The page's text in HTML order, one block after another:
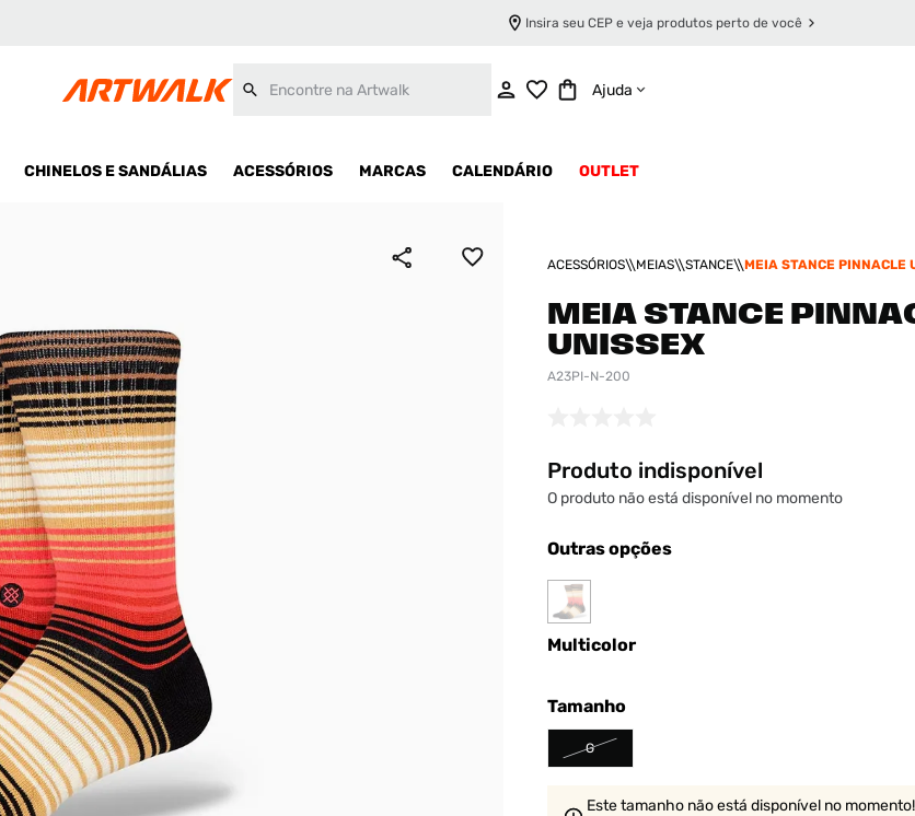
Insira seu CEP e veja produtos perto de você
Ajuda
CHINELOS E SANDÁLIAS ACESSÓRIOS MARCAS CALENDÁRIO OUTLET
ACESSÓRIOS MEIAS STANCE MEIA STANCE PINNACLE
MEIA STANCE
UNISSEX
A23PI-N-200
Produto indisponível
O produto não está disponível no momento
Outras opções
Multicolor
Tamanho
G
Este tamanho não está disponível no momento!